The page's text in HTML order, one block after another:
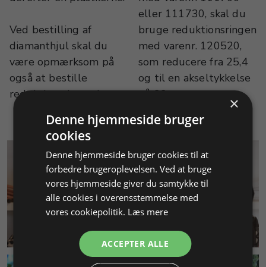
Ved bestilling af
diamanthjul skal du
være opmærksom på
også at bestille
reduktionsringe, der
eller 111730, skal du
bruge reduktionsringen
med varenr. 120520,
som reducere fra 25,4
og til en akseltykkelse
på 22 mm.
×
Denne hjemmeside bruger
cookies
Denne hjemmeside bruger cookies til at
forbedre brugeroplevelsen. Ved at bruge
vores hjemmeside giver du samtykke til
alle cookies i overensstemmelse med
vores cookiepolitik. Læs mere
ACCEPTER ALLE